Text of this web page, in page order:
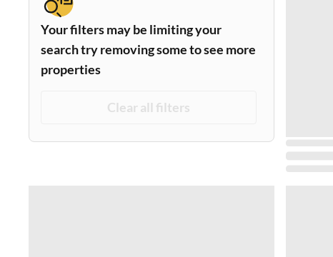
Your filters may be limiting your
search try removing some to see more
properties
Clear all filters